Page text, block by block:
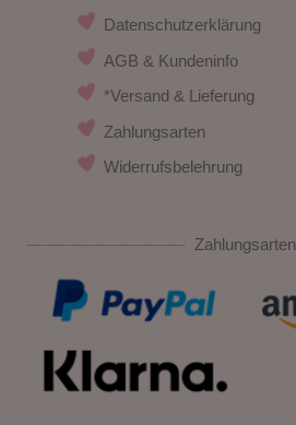
Datenschutzerklärung
AGB & Kundeninfo
*Versand & Lieferung
Zahlungsarten
Widerrufsbelehrung
Zahlungsarten